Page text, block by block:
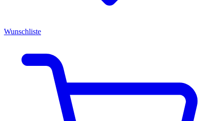
Wunschliste